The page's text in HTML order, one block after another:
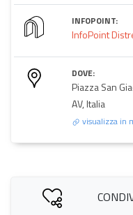
INFOPOINT:
InfoPoint
DOVE:
Piazza San
AV, Italia
visualizza in